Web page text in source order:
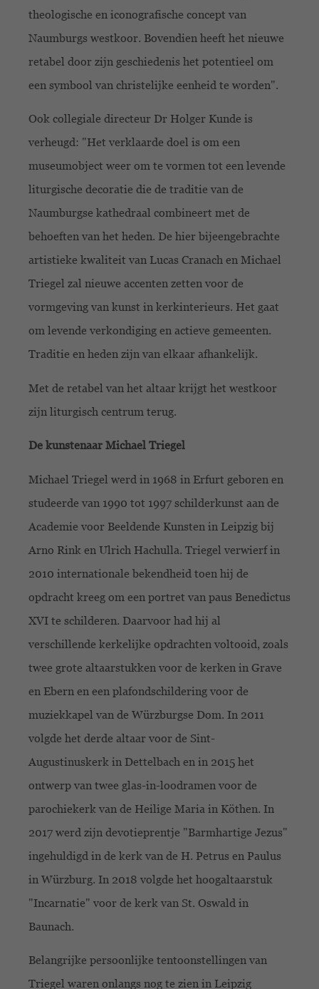
theologische en iconografische concept van
Naumburgs westkoor. Bovendien heeft het nieuwe
retabel door zijn geschiedenis het potentieel om
een symbool van christelijke eenheid te worden".
Ook collegiale directeur Dr Holger Kunde is
verheugd: "Het verklaarde doel is om een
museumobject weer om te vormen tot een levende
liturgische decoratie die de traditie van de
Naumburgse kathedraal combineert met de
behoeften van het heden. De hier bijeengebrachte
artistieke kwaliteit van Lucas Cranach en Michael
Triegel zal nieuwe accenten zetten voor de
vormgeving van kunst in kerkinterieurs. Het gaat
om levende verkondiging en actieve gemeenten.
Traditie en heden zijn van elkaar afhankelijk.
Met de retabel van het altaar krijgt het westkoor
zijn liturgisch centrum terug.
De kunstenaar Michael Triegel
Michael Triegel werd in 1968 in Erfurt geboren en
studeerde van 1990 tot 1997 schilderkunst aan de
Academie voor Beeldende Kunsten in Leipzig bij
Arno Rink en Ulrich Hachulla. Triegel verwierf in
2010 internationale bekendheid toen hij de
opdracht kreeg om een portret van paus Benedictus
XVI te schilderen. Daarvoor had hij al
verschillende kerkelijke opdrachten voltooid, zoals
twee grote altaarstukken voor de kerken in Grave
en Ebern en een plafondschildering voor de
muziekkapel van de Würzburgse Dom. In 2011
volgde het derde altaar voor de Sint-
Augustinuskerk in Dettelbach en in 2015 het
ontwerp van twee glas-in-loodramen voor de
parochiekerk van de Heilige Maria in Köthen. In
2017 werd zijn devotieprentje "Barmhartige Jezus"
ingehuldigd in de kerk van de H. Petrus en Paulus
in Würzburg. In 2018 volgde het hoogaltaarstuk
"Incarnatie" voor de kerk van St. Oswald in
Baunach.
Belangrijke persoonlijke tentoonstellingen van
Triegel waren onlangs nog te zien in Leipzig